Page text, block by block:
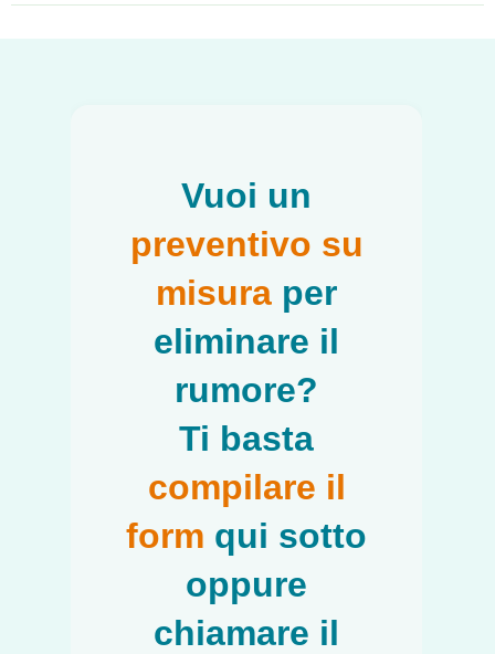
Salta blocco
Vuoi un
preventivo su
misura per
eliminare il
rumore?
Ti basta
compilare il
form qui sotto
oppure
chiamare il